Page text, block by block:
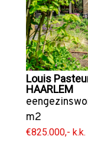
Louis
HAARLEM
m2
€825.000,- k.k.